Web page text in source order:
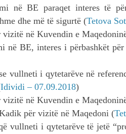
në BE paraqet interes të
dhe më të sigurtë (Tetova
në Kuvendin e
në BE, interes i përbashkët
vullneti i qytetarëve në
Idividi – 07.09.2018)
në Kuvendin e
për vizitë në Maqedoni (
vullneti i qytetarëve të jetë